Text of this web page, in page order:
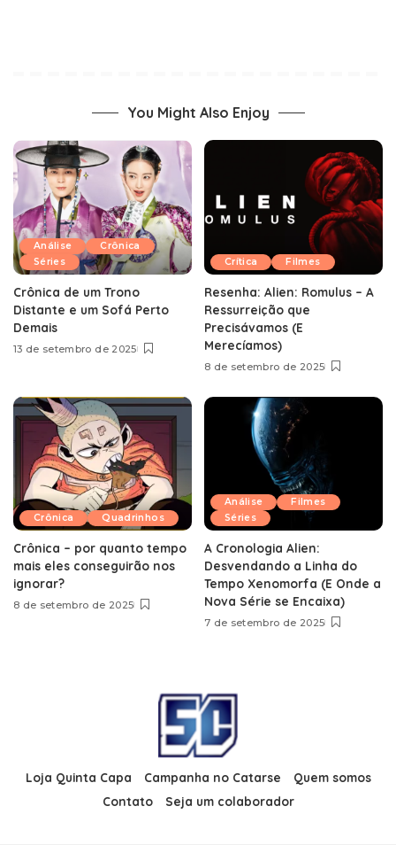
You Might Also Enjoy
Análise
Crônica
Séries
Crônica de um Trono
Distante e um Sofá Perto
Demais
13 de setembro de 2025
Crítica Filmes
Resenha: Alien: Romulus – A
Ressurreição que
Precisávamos (E
Merecíamos)
8 de setembro de 2025
Crônica Quadrinhos
Crônica – por quanto tempo
mais eles conseguirão nos
ignorar?
8 de setembro de 2025
Análise
Filmes
Séries
A Cronologia Alien:
Desvendando a Linha do
Tempo Xenomorfa (E Onde a
Nova Série se Encaixa)
7 de setembro de 2025
Loja Quinta Capa Campanha no Catarse
Quem somos
Contato
Seja um colaborador